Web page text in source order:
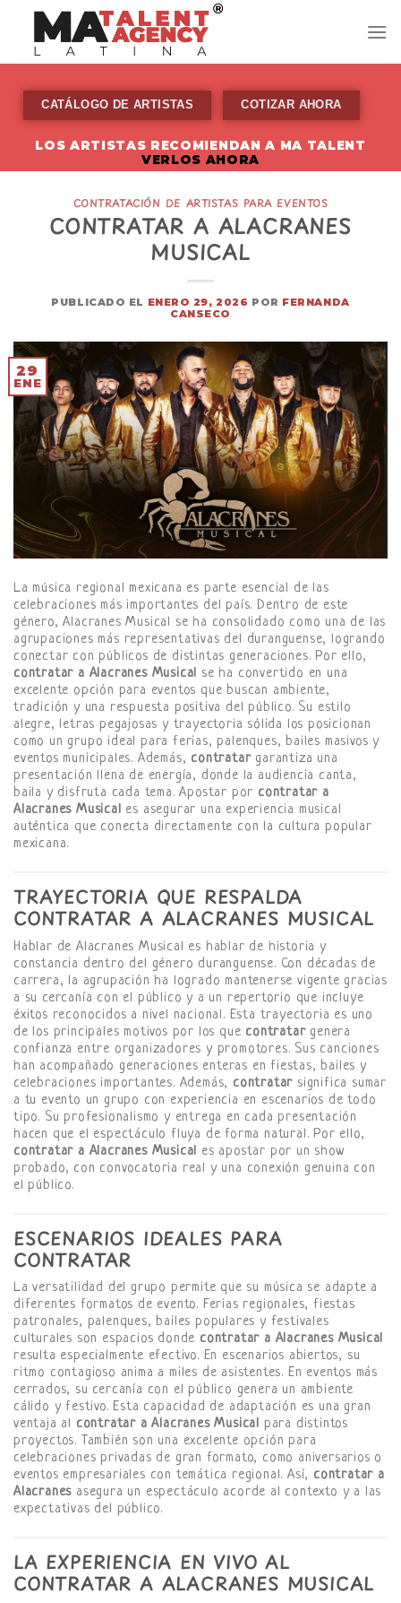
content
CATÁLOGO DE ARTISTAS COTIZAR AHORA
LOS ARTISTAS RECOMIENDAN A MA TALENT
VERLOS AHORA
CONTRATACIÓN DE ARTISTAS PARA EVENTOS
CONTRATAR A ALACRANES
MUSICAL
PUBLICADO EL ENERO 29, 2026 POR FERNANDA
CANSECO
29
ENE
La música regional mexicana es parte esencial de las
celebraciones más importantes del país. Dentro de este
género, Alacranes Musical se ha consolidado como una de las
agrupaciones más representativas del duranguense, logrando
conectar con públicos de distintas generaciones. Por ello,
contratar a Alacranes Musical se ha convertido en una
excelente opción para eventos que buscan ambiente,
tradición y una respuesta positiva del público. Su estilo
alegre, letras pegajosas y trayectoria sólida los posicionan
como un grupo ideal para ferias, palenques, bailes masivos y
eventos municipales. Además, contratargarantiza una
presentación llena de energía, donde la audiencia canta,
baila y disfruta cada tema. Apostar por contratar a
Alacranes Musical es asegurar una experiencia musical
auténtica que conecta directamente con la cultura popular
mexicana.
TRAYECTORIA QUE RESPALDA
CONTRATAR A ALACRANES MUSICAL
Hablar de Alacranes Musical es hablar de historia y
constancia dentro del género duranguense. Con décadas de
carrera, la agrupación ha logrado mantenerse vigente gracias
a su cercanía con el público y a un repertorio que incluye
éxitos reconocidos a nivel nacional. Esta trayectoria es uno
de los principales motivos por los que contratargenera
confianza entre organizadores y promotores. Sus canciones
han acompañado generaciones enteras en fiestas, bailes y
celebraciones importantes. Además, contratar significa sumar
a tu evento un grupo con experiencia en escenarios de todo
tipo. Su profesionalismo y entrega en cada presentación
hacen que el espectáculo fluya de forma natural. Por ello,
contratar a Alacranes Musical es apostar por un show
probado, con convocatoria real y una conexión genuina con
el público.
ESCENARIOS IDEALES PARA
CONTRATAR
La versatilidad del grupo permite que su música se adapte a
diferentes formatos de evento. Ferias regionales, fiestas
patronales, palenques, bailes populares y festivales
culturales son espacios donde contratar a Alacranes Musical
resulta especialmente efectivo. En escenarios abiertos, su
ritmo contagioso anima a miles de asistentes. En eventos más
cerrados, su cercanía con el público genera un ambiente
cálido y festivo. Esta capacidad de adaptación es una gran
ventaja al contratar a Alacranes Musical para distintos
proyectos. También son una excelente opción para
celebraciones privadas de gran formato, como aniversarios o
eventos empresariales con temática regional. Así, contratar a
Alacranes asegura un espectáculo acorde al contexto y a las
expectativas del público.
LA EXPERIENCIA EN VIVO AL
CONTRATAR A ALACRANES MUSICAL